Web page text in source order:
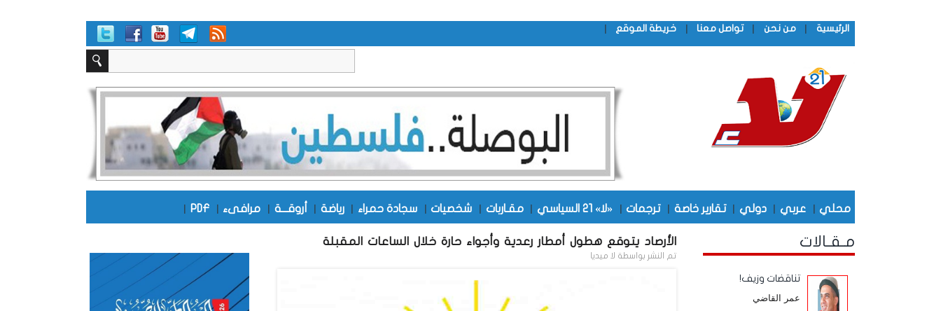
الرئيسية | من نحن | تواصل معنا | خريطة الموقع |
محلي | عربي | دولي | تقارير خاصة | ترجمات | «لا» 21 السياسي | مقـاربات | شخصيات | سجادة حمراء | رياضة | أروقـــة | مرافىء |
PDF
|
الأرصاد يتوقع هطول أمطار رعدية وأجواء حارة خلال الساعات المقبلة
تم النشر بواسطة لا ميديا
مـقـالات
تناقضات وزيف!
عمر القاضي